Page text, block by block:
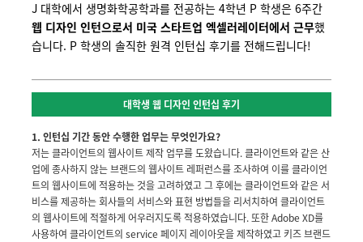
J 대학에서 생명화학공학과를 전공하는 4학년 P 학생은 6주간
웹 디자인 인턴으로서 미국 스타트업 엑셀러레이터에서 근무했
습니다. P 학생의 솔직한 원격 인턴십 후기를 전해드립니다!
대학생 웹 디자인 인턴십 후기
1. 인턴십 기간 동안 수행한 업무는 무엇인가요?
저는 클라이언트의 웹사이트 제작 업무를 도왔습니다. 클라이언트와 같은 산
업에 종사하지 않는 브랜드의 웹사이트 레퍼런스를 조사하여 이를 클라이언
트의 웹사이트에 적용하는 것을 고려하였고 그 후에는 클라이언트와 같은 서
비스를 제공하는 회사들의 서비스와 표현 방법들을 리서치하여 클라이언트
의 웹사이트에 적절하게 어우러지도록 적용하였습니다. 또한 Adobe XD를
사용하여 클라이언트의 service 페이지 레이아웃을 제작하였고 키즈 브랜드